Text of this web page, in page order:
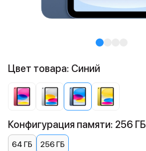
Цвет товара: Синий
Конфигурация памяти: 256 ГБ
64 ГБ 256 ГБ